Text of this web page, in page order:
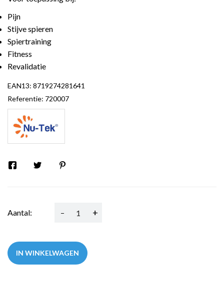
Pijn
Stijve spieren
Spiertraining
Fitness
Revalidatie
EAN13: 8719274281641
Referentie: 720007
Aantal: - +
IN WINKELWAGEN